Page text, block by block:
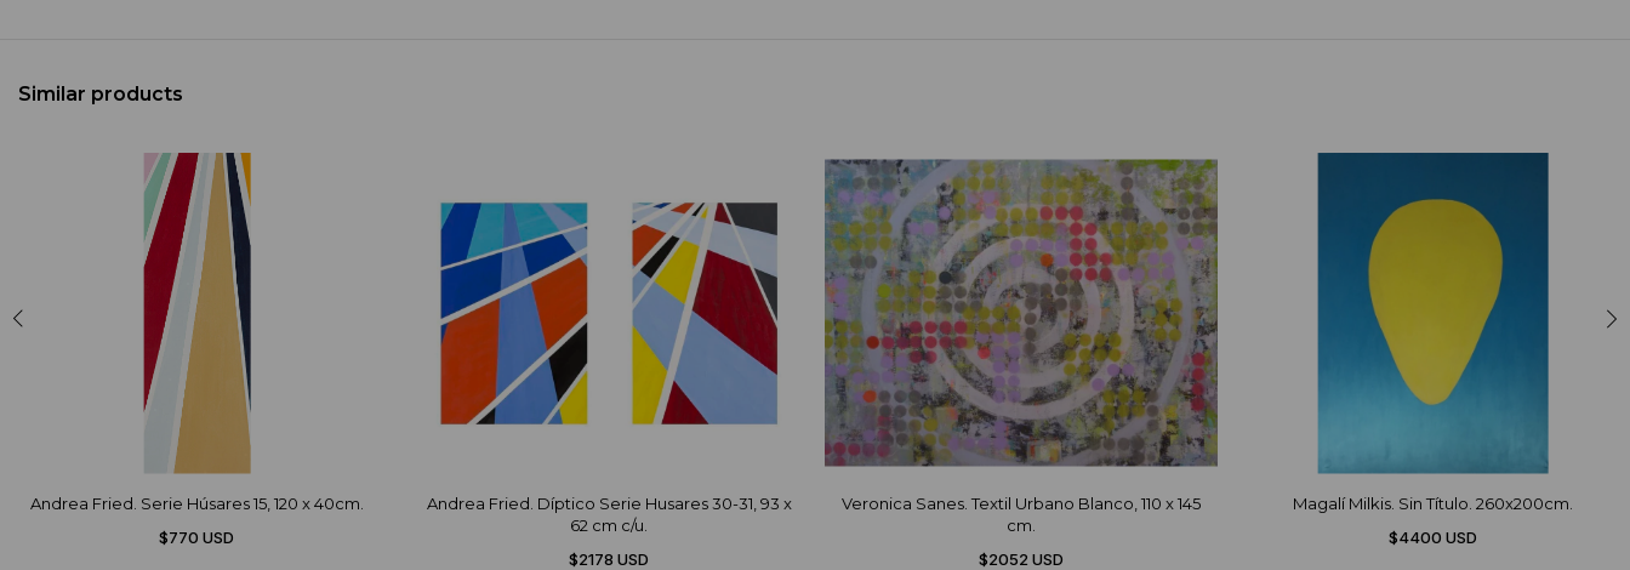
Similar products
Andrea Fried. Serie Húsares 15, 120 x 40cm.
$770 USD
Andrea Fried. Díptico Serie Husares 30-31, 93 x
62 cm c/u.
$2178 USD
Veronica Sanes. Textil Urbano Blanco, 110 x 145
cm.
$2052 USD
Magalí Milkis. Sin Título. 260x200cm.
$4400 USD